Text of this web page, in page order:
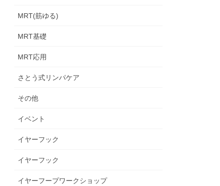
MRT(筋ゆる)
MRT基礎
MRT応用
さとう式リンパケア
その他
イベント
イヤーフック
イヤーフック
イヤーフープワークショップ